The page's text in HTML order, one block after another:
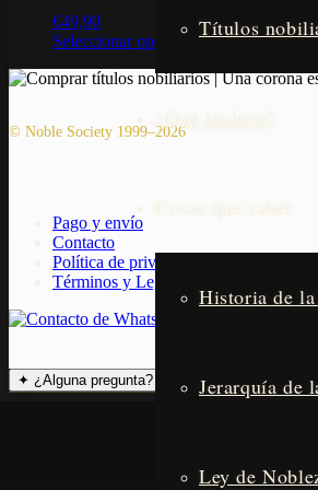
Títulos
Historia de
Jerarquía de
Ley de
€49,90
Seleccionar opciones
Este producto
© Noble Society 1999–2026
Pago y envío
Contacto
Política de privacidad
Términos y Legal
✦ ¿Alguna pregunta?